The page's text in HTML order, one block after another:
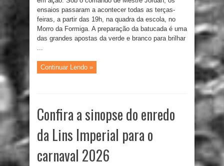
ensaios passaram a acontecer todas as terças-
feiras, a partir das 19h, na quadra da escola, no
Morro da Formiga. A preparação da batucada é uma
das grandes apostas da verde e branco para brilhar
...
Continuar Lendo »
Confira a sinopse do enredo
da Lins Imperial para o
carnaval 2026